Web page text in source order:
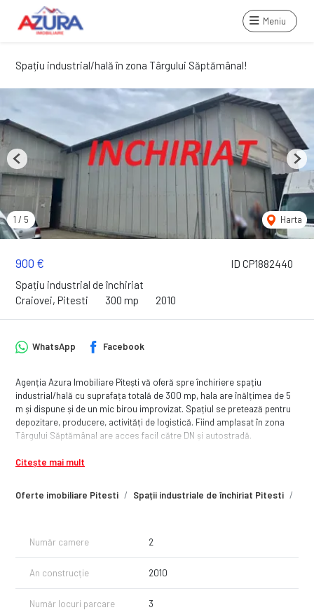
Meniu
Spațiu industrial/hală în zona Târgului Săptămânal!
ID CP1882440
900 €
Spațiu industrial de închiriat
Craiovei, Pitesti
300 mp 2010
1 / 5 Harta
Previous Next
Oferte imobiliare Pitesti Spații industriale de închiriat Pitesti
WhatsApp Facebook
Agenția Azura Imobiliare Pitești vă oferă spre închiriere spațiu
industrial/hală cu suprafața totală de 300 mp, hala are înălțimea de 5
m și dispune și de un mic birou improvizat. Spațiul se pretează pentru
depozitare, producere, activități de logistică. Fiind amplasat în zona
Târgului Săptămânal are acces facil către DN și autostradă.
Citește mai mult
Număr camere 2
An construcție 2010
Număr locuri parcare 3